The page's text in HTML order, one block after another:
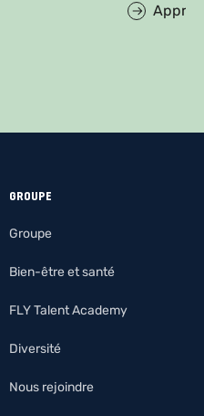
GROUPE
Groupe
Bien-être et santé
FLY Talent Academy
Diversité
Nous rejoindre